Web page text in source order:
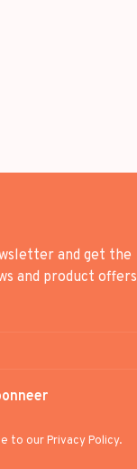
and get the
and product offers
to our Privacy Policy.